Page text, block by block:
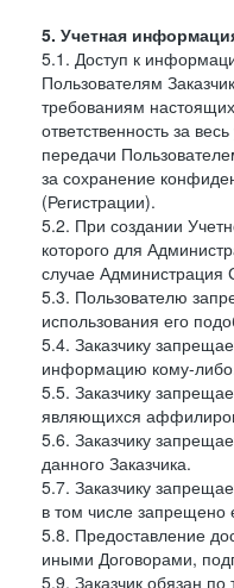
5. Учетная
5.1. Доступ к
Пользователям
требованиям
ответственность за
передачи
за сохранение
(Регистрации).
5.2. При создании
которого для
случае Администрация
5.3. Пользователю
использования его
5.4. Заказчику
информацию кому-
5.5. Заказчику
являющихся
5.6. Заказчику
данного Заказчика.
5.7. Заказчику
в том числе запрещено
5.8. Предоставление
иными Договорами,
5.9. Заказчик обязан